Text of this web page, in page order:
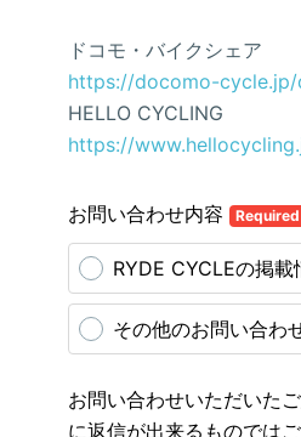
ドコモ・バイクシェア
https://docomo-cycle.jp/
HELLO CYCLING
https://
お問い合わせ内容 Required
RYDE CYCLEの掲載
その他のお問い合わ
お問い合わせいただいた
に返信が出来るものでは